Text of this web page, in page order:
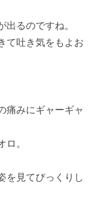
るのですね。
て吐き気をもよお
痛みにギャーギャ
。
を見てびっくりし